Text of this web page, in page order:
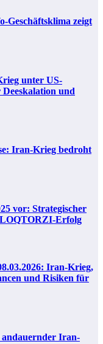
Geschäftsklima zeigt
unter US-
und
Iran-Krieg bedroht
vor: Strategischer
LOQTORZI-Erfolg
Iran-Krieg,
und Risiken für
Iran-